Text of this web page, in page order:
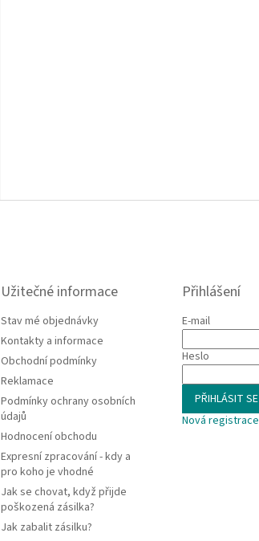
Užitečné informace
Stav mé objednávky
Kontakty a informace
Obchodní podmínky
Reklamace
Podmínky ochrany osobních
údajů
Hodnocení obchodu
Expresní zpracování - kdy a
pro koho je vhodné
Jak se chovat, když přijde
poškozená zásilka?
Jak zabalit zásilku?
Přihlášení
E-mail
Heslo
PŘIHLÁSIT SE
Nová registrace